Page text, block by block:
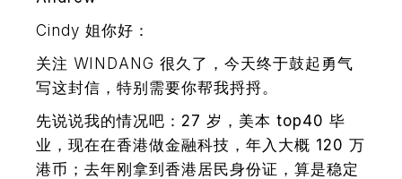
Cindy 姐你好：
关注 WINDANG 很久了，今天终于鼓起勇气
写这封信，特别需要你帮我捋捋。
先说说我的情况吧： 27 岁，美本 top40 毕
业，现在在香港做金融科技，年入大概 120 万
港币；去年刚拿到香港居民身份证，算是稳定